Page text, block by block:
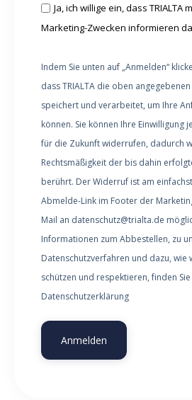
Ja, ich willige ein, dass TRIALTA
Marketing-Zwecken informieren
Indem Sie unten auf „Anmelden“
dass TRIALTA die oben
speichert und verarbeitet, um Ihre
können. Sie können Ihre Einwilligung
für die Zukunft widerrufen, dadurch
Rechtsmäßigkeit der bis dahin
berührt. Der Widerruf ist am
Abmelde-Link im Footer der
Mail an datenschutz@trialta.de
Informationen zum Abbestellen, zu
Datenschutzverfahren und dazu, wie
schützen und respektieren, finden
Datenschutzerklärung